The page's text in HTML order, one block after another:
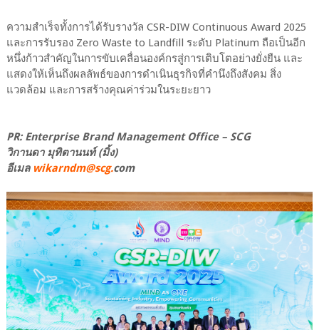
ความสำเร็จทั้งการได้รับรางวัล CSR-DIW Continuous Award 2025
และการรับรอง Zero Waste to Landfill ระดับ Platinum ถือเป็นอีก
หนึ่งก้าวสำคัญในการขับเคลื่อนองค์กรสู่การเติบโตอย่างยั่งยืน และ
แสดงให้เห็นถึงผลลัพธ์ของการดำเนินธุรกิจที่คำนึงถึงสังคม สิ่ง
แวดล้อม และการสร้างคุณค่าร่วมในระยะยาว
PR: Enterprise Brand Management Office – SCG
วิกานดา มุทิตานนท์ (มิ้ง)
อีเมล wikarndm@scg.com